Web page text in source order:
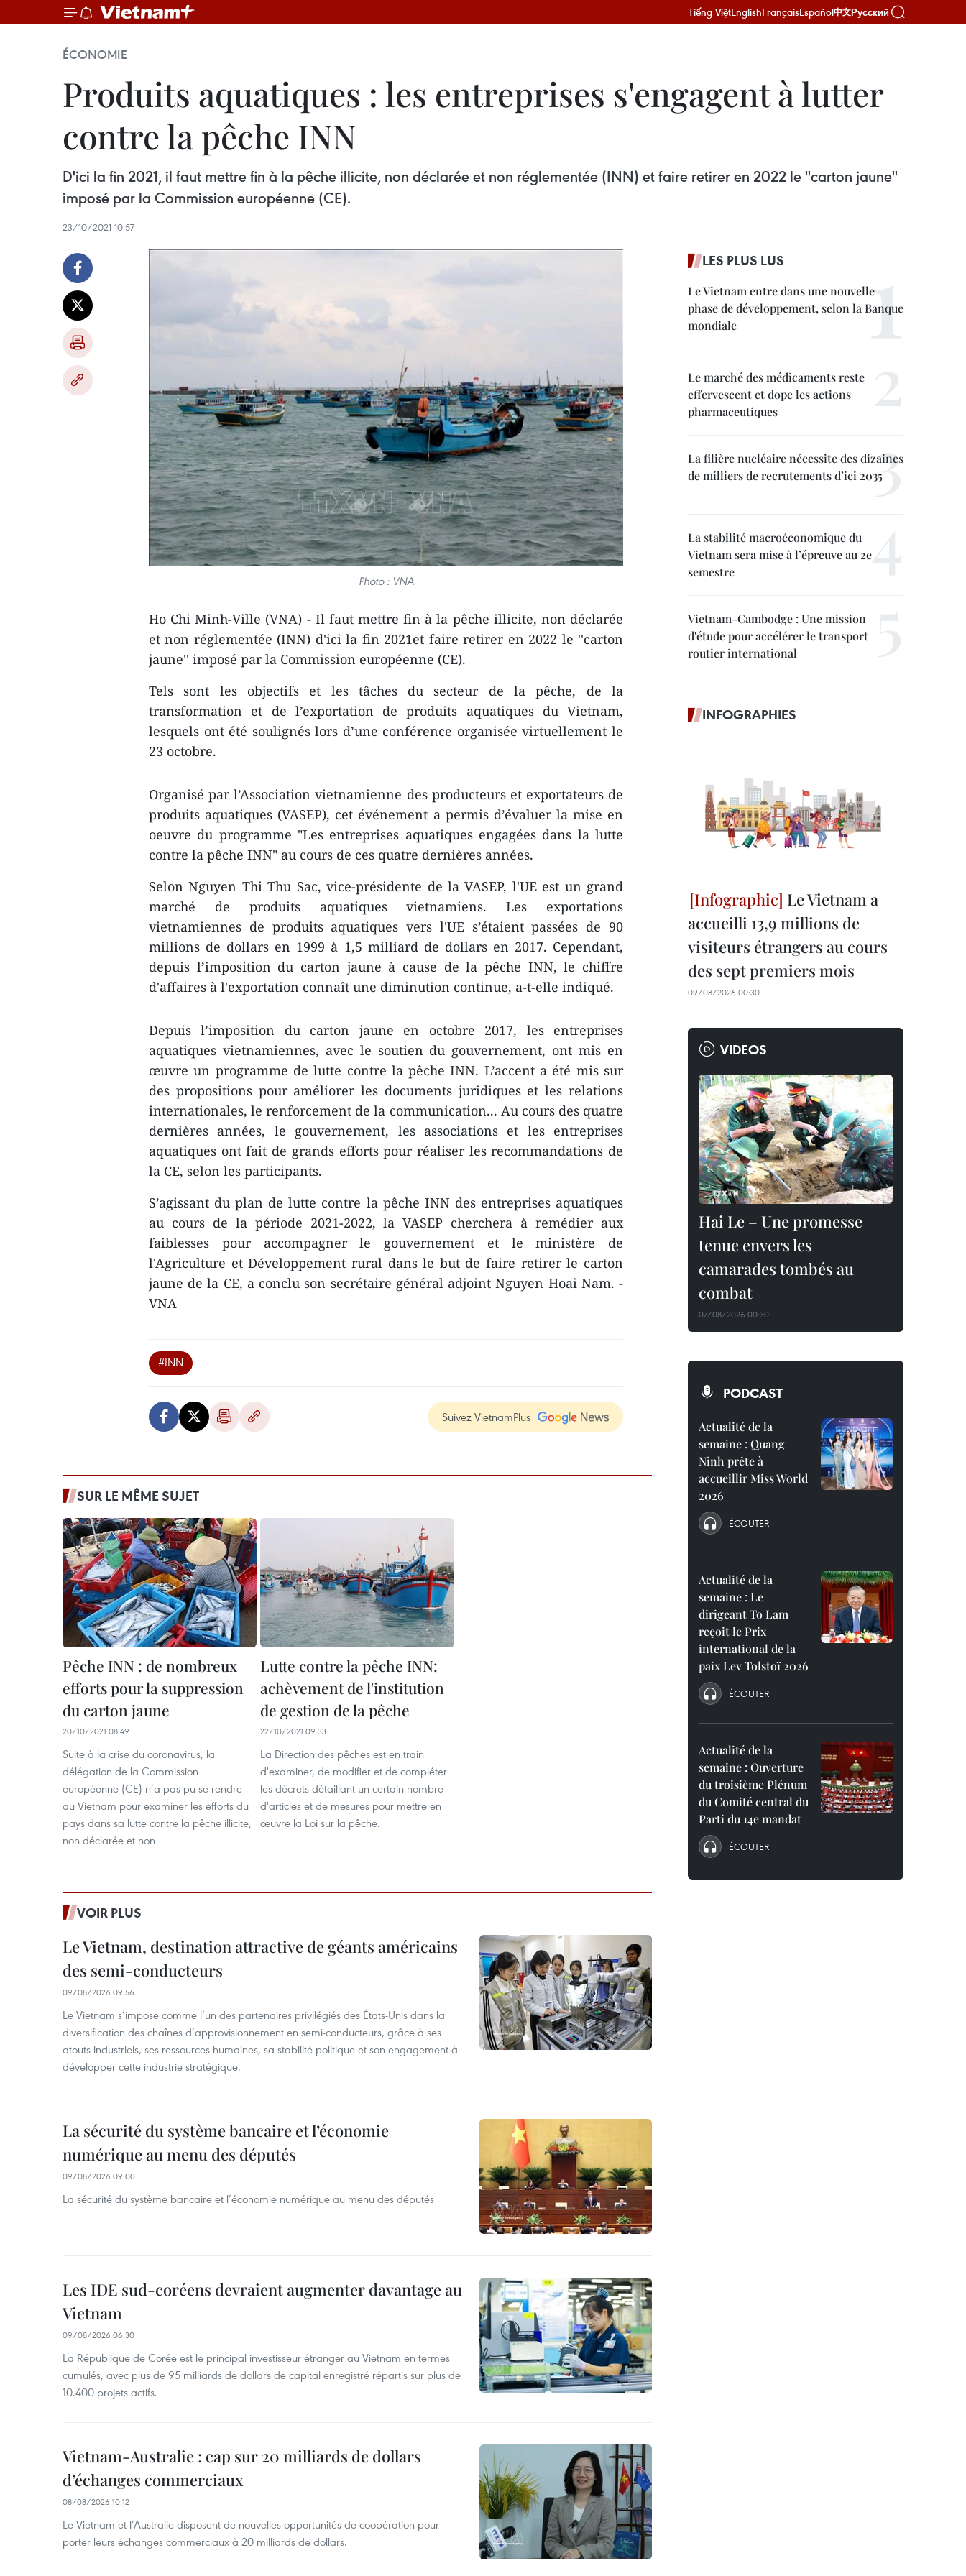
Tiếng ViệtEnglishFrançaisEspañol中文Русский
ÉCONOMIE
Produits aquatiques : les entreprises s'engagent à lutter
contre la pêche INN
D'ici la fin 2021, il faut mettre fin à la pêche illicite, non déclarée et non réglementée (INN) et faire retirer en 2022 le ''carton jaune''
imposé par la Commission européenne (CE).
23/10/2021 10:57
Photo : VNA
Ho Chi Minh-Ville (VNA) - Il faut mettre fin à la pêche illicite, non déclarée
et non réglementée (INN) d'ici la fin 2021et faire retirer en 2022 le ''carton
jaune'' imposé par la Commission européenne (CE).
Tels sont les objectifs et les tâches du secteur de la pêche, de la
transformation et de l’exportation de produits aquatiques du Vietnam,
lesquels ont été soulignés lors d’une conférence organisée virtuellement le
23 octobre.
Organisé par l’Association vietnamienne des producteurs et exportateurs de
produits aquatiques (VASEP), cet événement a permis d’évaluer la mise en
oeuvre du programme "Les entreprises aquatiques engagées dans la lutte
contre la pêche INN" au cours de ces quatre dernières années.
Selon Nguyen Thi Thu Sac, vice-présidente de la VASEP, l'UE est un grand
marché de produits aquatiques vietnamiens. Les exportations
vietnamiennes de produits aquatiques vers l'UE s’étaient passées de 90
millions de dollars en 1999 à 1,5 milliard de dollars en 2017. Cependant,
depuis l’imposition du carton jaune à cause de la pêche INN, le chiffre
d'affaires à l'exportation connaît une diminution continue, a-t-elle indiqué.
Depuis l’imposition du carton jaune en octobre 2017, les entreprises
aquatiques vietnamiennes, avec le soutien du gouvernement, ont mis en
œuvre un programme de lutte contre la pêche INN. L’accent a été mis sur
des propositions pour améliorer les documents juridiques et les relations
internationales, le renforcement de la communication... Au cours des quatre
dernières années, le gouvernement, les associations et les entreprises
aquatiques ont fait de grands efforts pour réaliser les recommandations de
la CE, selon les participants.
S’agissant du plan de lutte contre la pêche INN des entreprises aquatiques
au cours de la période 2021-2022, la VASEP cherchera à remédier aux
faiblesses pour accompagner le gouvernement et le ministère de
l'Agriculture et Développement rural dans le but de faire retirer le carton
jaune de la CE, a conclu son secrétaire général adjoint Nguyen Hoai Nam. -
VNA
#INN
Suivez VietnamPlus
SUR LE MÊME SUJET
Pêche INN : de nombreux
efforts pour la suppression
du carton jaune
20/10/2021 08:49
Suite à la crise du coronavirus, la
délégation de la Commission
européenne (CE) n’a pas pu se rendre
au Vietnam pour examiner les efforts du
pays dans sa lutte contre la pêche illicite,
non déclarée et non
Lutte contre la pêche INN:
achèvement de l'institution
de gestion de la pêche
22/10/2021 09:33
La Direction des pêches est en train
d'examiner, de modifier et de compléter
les décrets détaillant un certain nombre
d'articles et de mesures pour mettre en
œuvre la Loi sur la pêche.
VOIR PLUS
Le Vietnam, destination attractive de géants américains
des semi-conducteurs
09/08/2026 09:56
Le Vietnam s’impose comme l’un des partenaires privilégiés des États-Unis dans la
diversification des chaînes d’approvisionnement en semi-conducteurs, grâce à ses
atouts industriels, ses ressources humaines, sa stabilité politique et son engagement à
développer cette industrie stratégique.
La sécurité du système bancaire et l’économie
numérique au menu des députés
09/08/2026 09:00
La sécurité du système bancaire et l’économie numérique au menu des députés
Les IDE sud-coréens devraient augmenter davantage au
Vietnam
09/08/2026 06:30
La République de Corée est le principal investisseur étranger au Vietnam en termes
cumulés, avec plus de 95 milliards de dollars de capital enregistré répartis sur plus de
10.400 projets actifs.
Vietnam-Australie : cap sur 20 milliards de dollars
d’échanges commerciaux
08/08/2026 10:12
Le Vietnam et l’Australie disposent de nouvelles opportunités de coopération pour
porter leurs échanges commerciaux à 20 milliards de dollars.
LES PLUS LUS
Le Vietnam entre dans une nouvelle
phase de développement, selon la Banque
mondiale
Le marché des médicaments reste
effervescent et dope les actions
pharmaceutiques
La filière nucléaire nécessite des dizaines
de milliers de recrutements d’ici 2035
La stabilité macroéconomique du
Vietnam sera mise à l’épreuve au 2e
semestre
Vietnam-Cambodge : Une mission
d'étude pour accélérer le transport
routier international
INFOGRAPHIES
Le Vietnam a
accueilli 13,9 millions de
visiteurs étrangers au cours
des sept premiers mois
09/08/2026 00:30
VIDEOS
Hai Le – Une promesse
tenue envers les
camarades tombés au
combat
07/08/2026 00:30
PODCAST
Actualité de la
semaine : Quang
Ninh prête à
accueillir Miss World
2026
ÉCOUTER
Actualité de la
semaine : Le
dirigeant To Lam
reçoit le Prix
international de la
paix Lev Tolstoï 2026
ÉCOUTER
Actualité de la
semaine : Ouverture
du troisième Plénum
du Comité central du
Parti du 14e mandat
ÉCOUTER